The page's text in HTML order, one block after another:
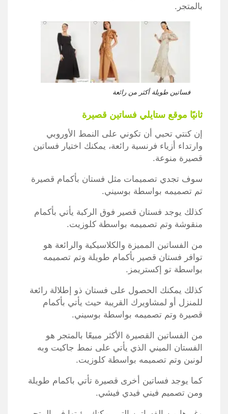
بالمتجر.
فساتين طويلة أكثر من رائعة
ثانيًا موقع ستايلي فساتين قصيرة
إن كنتي تحبي أن تكوني على النمط الأوروبي
وارتداء أزياء فرنسية رائعة، يمكنك اختيار فساتين
قصيرة منوعة.
سوف تجدي تصميمات مثل فستان بأكمام قصيرة
تم تصميمه بواسطة بوسيني.
كذلك يوجد فستان قصير فوق الركبة يأتي بأكمام
منقوشة وتم تصميمه بواسطة كلوزيت.
من الفساتين المميزة والكلاسيكية والرائعة هو
توافر فستان قصير بأكمام طويلة وتم تصميمه
بواسطة تو إكستريمز.
كذلك يمكنك الحصول على فستان ذو إطلالة رائعة
للمنزل أو لمشاويرك القريبة حيث يأتي بأكمام
قصيرة وتم تصميمه بواسطة بوسيني.
من الفساتين القصيرة الأكثر مبيعًا بالمتجر هو
الفستان الميني الذي يأتي على نمط جاكيت وبه
لونين وتم تصميمه بواسطة كلوزيت.
كما يوجد فساتين أخرى قصيرة تأتي باكمام طويلة
ومن تصميم فيني فيدي فيشي.